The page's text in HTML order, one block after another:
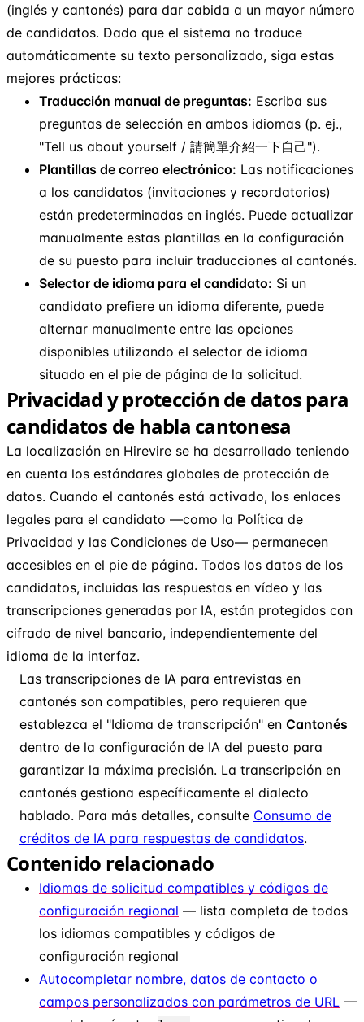
(inglés y cantonés) para dar cabida a un mayor número
de candidatos. Dado que el sistema no traduce
automáticamente su texto personalizado, siga estas
mejores prácticas:
Traducción manual de preguntas: Escriba sus
preguntas de selección en ambos idiomas (p. ej.,
"Tell us about yourself / 請簡單介紹一下自己").
Plantillas de correo electrónico: Las notificaciones
a los candidatos (invitaciones y recordatorios)
están predeterminadas en inglés. Puede actualizar
manualmente estas plantillas en la configuración
de su puesto para incluir traducciones al cantonés.
Selector de idioma para el candidato: Si un
candidato prefiere un idioma diferente, puede
alternar manualmente entre las opciones
disponibles utilizando el selector de idioma
situado en el pie de página de la solicitud.
Privacidad y protección de datos para
candidatos de habla cantonesa
La localización en Hirevire se ha desarrollado teniendo
en cuenta los estándares globales de protección de
datos. Cuando el cantonés está activado, los enlaces
legales para el candidato —como la Política de
Privacidad y las Condiciones de Uso— permanecen
accesibles en el pie de página. Todos los datos de los
candidatos, incluidas las respuestas en vídeo y las
transcripciones generadas por IA, están protegidos con
cifrado de nivel bancario, independientemente del
idioma de la interfaz.
Las transcripciones de IA para entrevistas en
cantonés son compatibles, pero requieren que
establezca el "Idioma de transcripción" en Cantonés
dentro de la configuración de IA del puesto para
garantizar la máxima precisión. La transcripción en
cantonés gestiona específicamente el dialecto
hablado. Para más detalles, consulte Consumo de
créditos de IA para respuestas de candidatos.
Contenido relacionado
Idiomas de solicitud compatibles y códigos de
configuración regional — lista completa de todos
los idiomas compatibles y códigos de
configuración regional
Autocompletar nombre, datos de contacto o
campos personalizados con parámetros de URL —